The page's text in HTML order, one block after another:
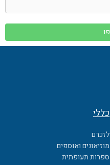
e
b
o
o
כללי
לזכרם
מוזיאונים ואוספים
ספרות תעופתית